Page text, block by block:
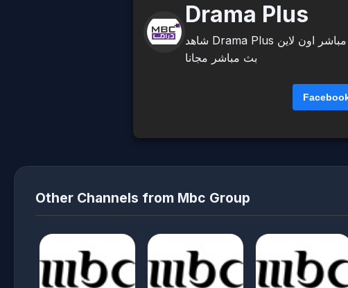
Drama Plus
شاهد Drama Plus بث مباشر اون لاين، Drama Plus هي قناة تلفزيونية في Mbc Group، شاهد قنوات إم يس سي
بث مباشر مجانا
Other Channels from Mbc Group